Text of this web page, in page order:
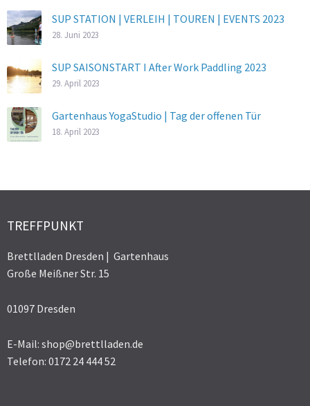
SUP STATION | VERLEIH | TOUREN | EVENTS 2023
28. Juni 2023
SUP SAISONSTART I After Work Paddling 2023
29. April 2023
Gartenhaus YogaStudio | Tag der offenen Tür
18. April 2023
TREFFPUNKT
Brettlladen Dresden | Gartenhaus
Große Meißner Str. 15
01097 Dresden
E-Mail: shop@brettlladen.de
Telefon: 0172 24 444 52